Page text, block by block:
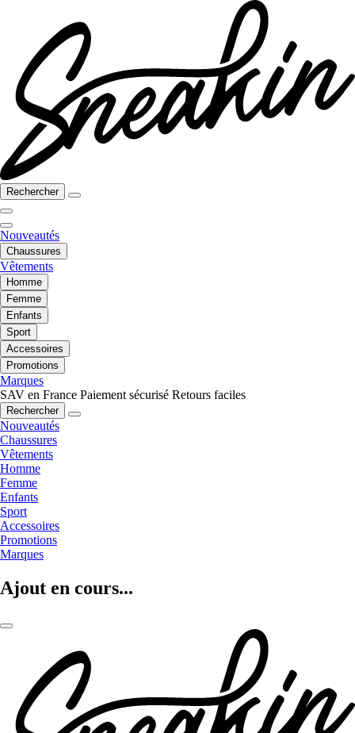
Rechercher
Nouveautés
Chaussures
Vêtements
Homme
Femme
Enfants
Sport
Accessoires
Promotions
Marques
SAV en France Paiement sécurisé Retours faciles
Rechercher
Nouveautés
Chaussures
Vêtements
Homme
Femme
Enfants
Sport
Accessoires
Promotions
Marques
Ajout en cours...